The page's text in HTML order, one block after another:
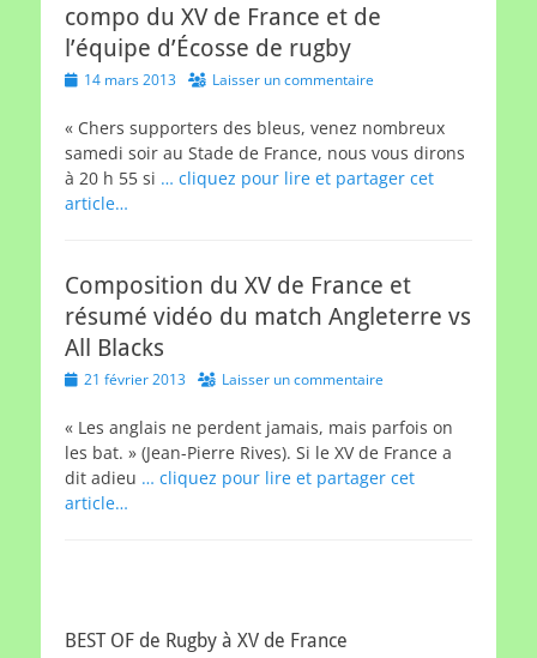
compo du XV de France et de
l’équipe d’Écosse de rugby
Posted14 mars 2013 Laisser un commentaire
« Chers supporters des bleus, venez nombreux
samedi soir au Stade de France, nous vous dirons
à 20 h 55 si … cliquez pour lire et partager cet
article…
Composition du XV de France et
résumé vidéo du match Angleterre vs
All Blacks
Posted
21 février 2013 Laisser un commentaire
« Les anglais ne perdent jamais, mais parfois on
les bat. » (Jean-Pierre Rives). Si le XV de France a
dit adieu … cliquez pour lire et partager cet
article…
BEST OF de Rugby à XV de France